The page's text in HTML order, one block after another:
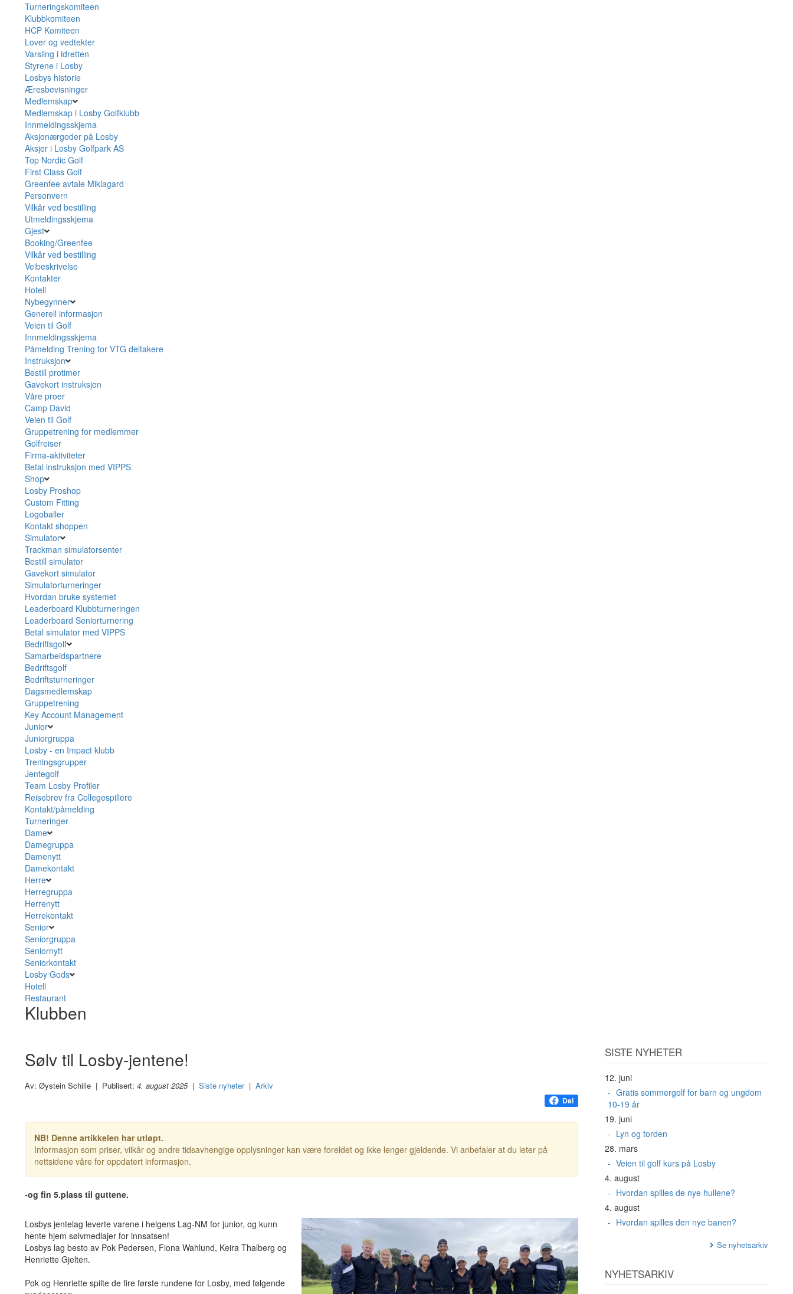
Turneringskomiteen
Klubbkomiteen
HCP Komiteen
Lover og vedtekter
Varsling i idretten
Styrene i Losby
Losbys historie
Æresbevisninger
Medlemskap
Medlemskap i Losby Golfklubb
Innmeldingsskjema
Aksjonærgoder på Losby
Aksjer i Losby Golfpark AS
Top Nordic Golf
First Class Golf
Greenfee avtale Miklagard
Personvern
Vilkår ved bestilling
Utmeldingsskjema
Gjest
Booking/Greenfee
Vilkår ved bestilling
Veibeskrivelse
Kontakter
Hotell
Nybegynner
Generell informasjon
Veien til Golf
Innmeldingsskjema
Påmelding Trening for VTG deltakere
Instruksjon
Bestill protimer
Gavekort instruksjon
Våre proer
Camp David
Veien til Golf
Gruppetrening for medlemmer
Golfreiser
Firma-aktiviteter
Betal instruksjon med VIPPS
Shop
Losby Proshop
Custom Fitting
Logoballer
Kontakt shoppen
Simulator
Trackman simulatorsenter
Bestill simulator
Gavekort simulator
Simulatorturneringer
Hvordan bruke systemet
Leaderboard Klubbturneringen
Leaderboard Seniorturnering
Betal simulator med VIPPS
Bedriftsgolf
Samarbeidspartnere
Bedriftsgolf
Bedriftsturneringer
Dagsmedlemskap
Gruppetrening
Key Account Management
Junior
Juniorgruppa
Losby - en Impact klubb
Treningsgrupper
Jentegolf
Team Losby Profiler
Reisebrev fra Collegespillere
Kontakt/påmelding
Turneringer
Dame
Damegruppa
Damenytt
Damekontakt
Herre
Herregruppa
Herrenytt
Herrekontakt
Senior
Seniorgruppa
Seniornytt
Seniorkontakt
Losby Gods
Hotell
Restaurant
Klubben
Sølv til Losby-jentene!
Av: Øystein Schille | Publisert: 4. august 2025| Siste nyheter| Arkiv
Del
NB! Denne artikkelen har utløpt.
Informasjon som priser, vilkår og andre tidsavhengige opplysninger kan være foreldet og ikke lenger gjeldende. Vi anbefaler at du leter på
nettsidene våre for oppdatert informasjon.
-og fin 5.plass til guttene.
Losbys jentelag leverte varene i helgens Lag-NM for junior, og kunn
hente hjem sølvmedlajer for innsatsen!
Losbys lag besto av Pok Pedersen, Fiona Wahlund, Keira Thalberg og
Henriette Gjelten.
Pok og Henriette spilte de fire første rundene for Losby, med følgende
SISTE NYHETER
12. juni
Gratis sommergolf for barn og ungdom
10-19 år
19. juni
Lyn og torden
28. mars
Veien til golf kurs på Losby
4. august
Hvordan spilles de nye hullene?
4. august
Hvordan spilles den nye banen?
Se nyhetsarkiv
NYHETSARKIV